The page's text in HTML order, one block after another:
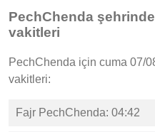
PechChenda
vakitleri
PechChenda için cuma 07/
vakitleri:
Fajr PechChenda: 04:42